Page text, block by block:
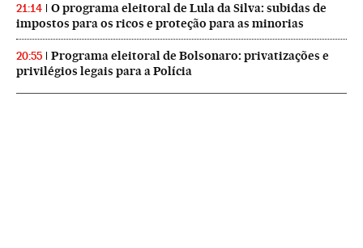
21:14
O programa eleitoral de Lula da Silva: subidas de
impostos para os ricos e proteção para as minorias
20:55
Programa eleitoral de Bolsonaro: privatizações e
privilégios legais para a Polícia